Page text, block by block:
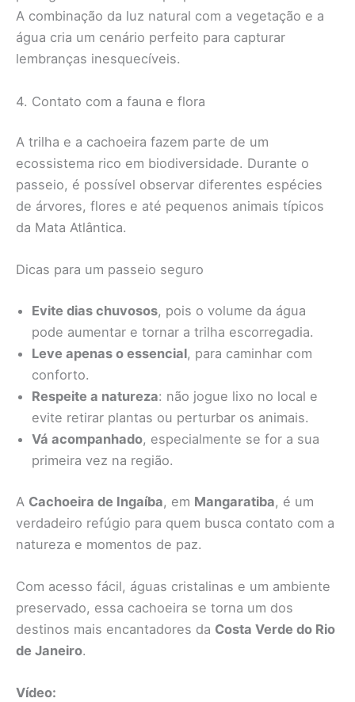
A combinação da luz natural com a vegetação e a
água cria um cenário perfeito para capturar
lembranças inesquecíveis.
4. Contato com a fauna e flora
A trilha e a cachoeira fazem parte de um
ecossistema rico em biodiversidade. Durante o
passeio, é possível observar diferentes espécies
de árvores, flores e até pequenos animais típicos
da Mata Atlântica.
Dicas para um passeio seguro
Evite dias chuvosos, pois o volume da água
pode aumentar e tornar a trilha escorregadia.
Leve apenas o essencial, para caminhar com
conforto.
Respeite a natureza: não jogue lixo no local e
evite retirar plantas ou perturbar os animais.
Vá acompanhado, especialmente se for a sua
primeira vez na região.
A Cachoeira de Ingaíba, em Mangaratiba, é um
verdadeiro refúgio para quem busca contato com a
natureza e momentos de paz.
Com acesso fácil, águas cristalinas e um ambiente
preservado, essa cachoeira se torna um dos
destinos mais encantadores da Costa Verde do Rio
de Janeiro.
Vídeo: